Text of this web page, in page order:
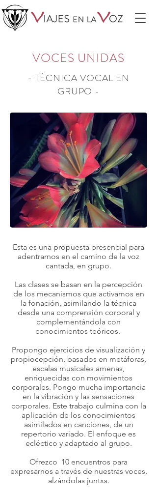
VOCES UNIDAS
- TÉCNICA VOCAL EN
GRUPO -
Esta es una propuesta presencial para
adentrarnos en el camino de la voz
cantada, en grupo.
Las clases se basan en la percepción
de los mecanismos que activamos en
la fonación, asimilando la técnica
desde una comprensión corporal y
complementándola con
conocimientos teóricos.
Propongo ejercicios de visualización y
propiocepción, basados en metáforas,
escalas musicales amenas,
enriquecidas con movimientos
corporales. Pongo mucha importancia
en la vibración y las sensaciones
corporales. Este trabajo culmina con la
aplicación de los conocimientos
asimilados en canciones, de un
repertorio variado. El enfoque es
ecléctico y adaptado al grupo.
Ofrezco 10 encuentros para
expresarnos a través de nuestras voces,
alzándolas juntxs.